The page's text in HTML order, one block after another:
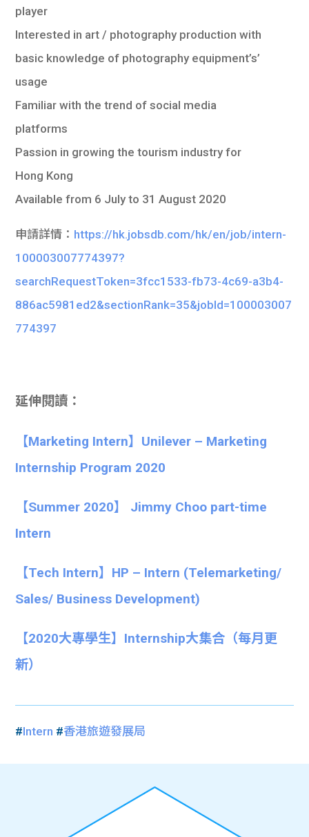
player
Interested in art / photography production with
basic knowledge of photography equipment’s’
usage
Familiar with the trend of social media
platforms
Passion in growing the tourism industry for
Hong Kong
Available from 6 July to 31 August 2020
申請詳情： https://hk.jobsdb.com/hk/en/job/intern-
100003007774397?
searchRequestToken=3fcc1533-fb73-4c69-a3b4-
886ac5981ed2&sectionRank=35&jobId=100003007
774397
延伸閱讀：
【Marketing Intern】Unilever – Marketing
Internship Program 2020
【Summer 2020】 Jimmy Choo part-time
Intern
【Tech Intern】HP – Intern (Telemarketing/
Sales/ Business Development)
【2020大專學生】 Internship大集合 （每月更
新）
#Intern #香港旅遊發展局